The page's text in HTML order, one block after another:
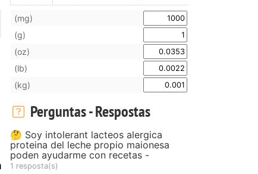
(mg)
(g)
(oz)
(lb)
(kg)
Perguntas - Respostas
🤔 Soy intolerant lacteos alergica
proteina del leche propio maionesa
poden ayudarme con recetas -
1 resposta(s)